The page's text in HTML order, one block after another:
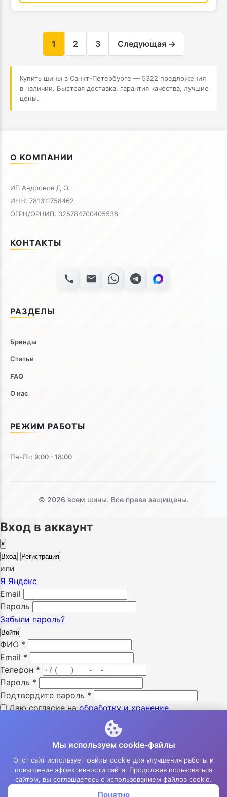
1 2 3 Следующая →
Купить шины в Санкт-Петербурге — 5322 предложения
в наличии. Быстрая доставка, гарантия качества, лучшие
цены.
О КОМПАНИИ
ИП Андронов Д.О.
ИНН: 781311758462
ОГРН/ОРНИП: 325784700405538
КОНТАКТЫ
РАЗДЕЛЫ
Бренды
Статьи
FAQ
О нас
РЕЖИМ РАБОТЫ
Пн-Пт: 9:00 - 18:00
© 2026 всем шины. Все права защищены.
Вход в аккаунт
×
Вход
Регистрация
или
Я Яндекс
Email
Пароль
Забыли пароль?
Войти
ФИО *
Email *
Телефон *
Пароль *
Подтвердите пароль *
Даю согласие наобработку и хранение
политикой конфиденциальности
Я даю согласие на получение SMS уведомлений *
Я даю согласие на получение e-mail уведомлений *
Зарегистрироваться
Мы используем cookie-файлы
Этот сайт использует файлы cookie для улучшения работы и
повышения эффективности сайта. Продолжая пользоваться
сайтом, вы соглашаетесь с использованием файлов cookie.
Понятно